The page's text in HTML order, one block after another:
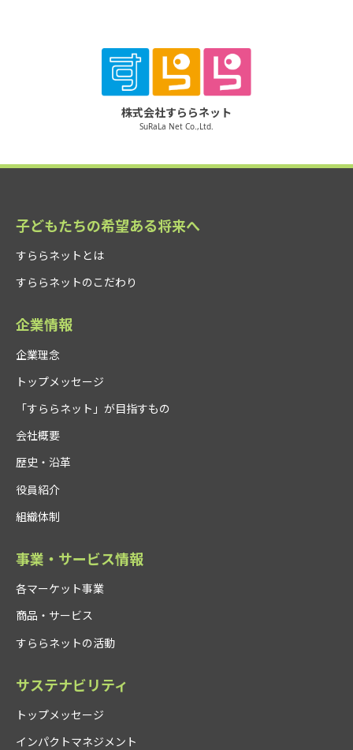
株式会社すららネット
SuRaLa Net Co.,Ltd.
子どもたちの希望ある将来へ
すららネットとは
すららネットのこだわり
企業情報
企業理念
トップメッセージ
「すららネット」が目指すもの
会社概要
歴史・沿革
役員紹介
組織体制
事業・サービス情報
各マーケット事業
商品・サービス
すららネットの活動
サステナビリティ
トップメッセージ
インパクトマネジメント